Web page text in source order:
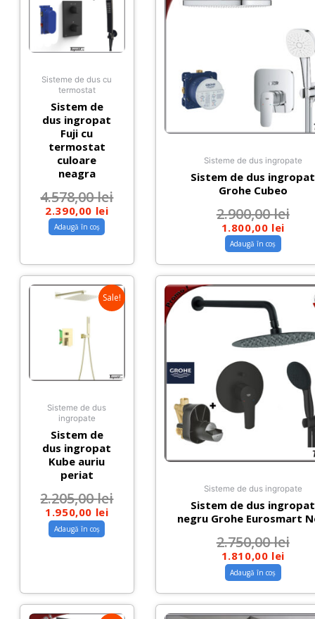
Sisteme de dus cu
termostat
Sistem de
dus ingropat
Fuji cu
termostat
culoare
neagra
4.578,00lei
2.390,00 lei
Adaugă în coș
Sisteme de dus ingropate
Sistem de dus ingropat
Grohe Cubeo
2.900,00lei
1.800,00 lei
Adaugă în coș
Sale!
Sisteme de dus
ingropate
Sistem de
dus ingropat
Kube auriu
periat
2.205,00lei
1.950,00 lei
Adaugă în coș
Sisteme de dus ingropate
Sistem de dus ingropat
negru Grohe Eurosmart
2.750,00lei
1.810,00 lei
Adaugă în coș